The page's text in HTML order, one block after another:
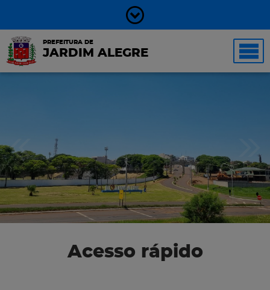
PREFEITURA DE
JARDIM ALEGRE
Acesso rápido